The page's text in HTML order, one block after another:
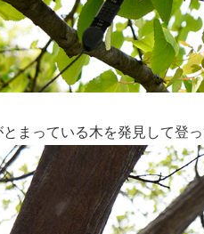
まっている木を発見して登っ